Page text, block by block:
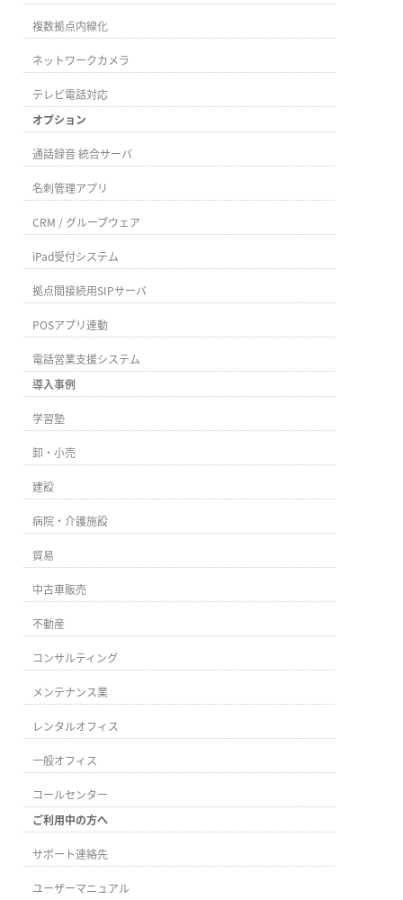
複数拠点内線化
ネットワークカメラ
テレビ電話対応
オプション
通話録音 統合サーバ
名刺管理アプリ
CRM / グループウェア
iPad受付システム
拠点間接続用SIPサーバ
POSアプリ連動
電話営業支援システム
導入事例
学習塾
卸・小売
建設
病院・介護施設
貿易
中古車販売
不動産
コンサルティング
メンテナンス業
レンタルオフィス
一般オフィス
コールセンター
ご利用中の方へ
サポート連絡先
ユーザーマニュアル